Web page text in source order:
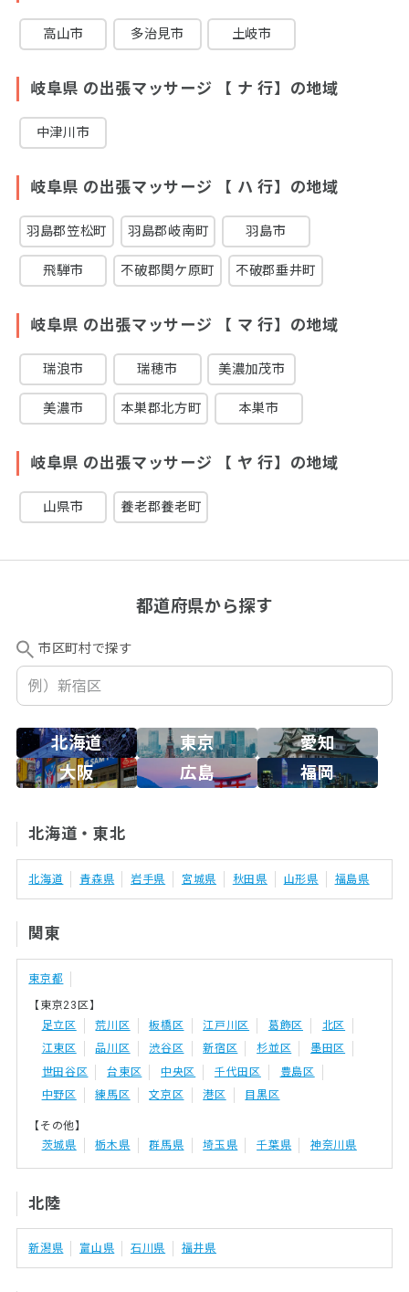
高山市 多治見市 土岐市
岐阜県 の出張マッサージ 【 ナ 行】の地域
中津川市
岐阜県 の出張マッサージ 【 ハ 行】の地域
羽島郡笠松町 羽島郡岐南町 羽島市
飛騨市 不破郡関ケ原町 不破郡垂井町
岐阜県 の出張マッサージ 【 マ 行】の地域
瑞浪市 瑞穂市 美濃加茂市
美濃市 本巣郡北方町 本巣市
岐阜県 の出張マッサージ 【 ヤ 行】の地域
山県市 養老郡養老町
都道府県から探す
市区町村で探す
北海道 東京
愛知
大阪
広島 福岡
北海道・東北
北海道 青森県 岩手県 宮城県 秋田県 山形県 福島県
関東
東京都
【東京23区】
足立区
荒川区 板橋区 江戸川区 葛飾区
北区
江東区
品川区 渋谷区 新宿区 杉並区
墨田区
世田谷区
台東区 中央区 千代田区
豊島区
中野区
練馬区 文京区 港区 目黒区
【その他】
茨城県
栃木県 群馬県 埼玉県 千葉県 神奈川県
北陸
新潟県 富山県 石川県 福井県